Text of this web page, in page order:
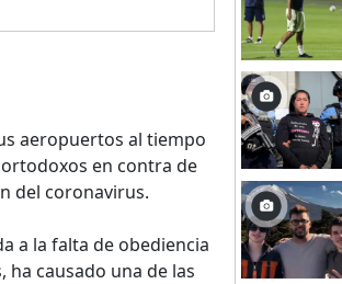
aeropuertos al tiempo
en contra de
del coronavirus.
a la falta de obediencia
causado una de las